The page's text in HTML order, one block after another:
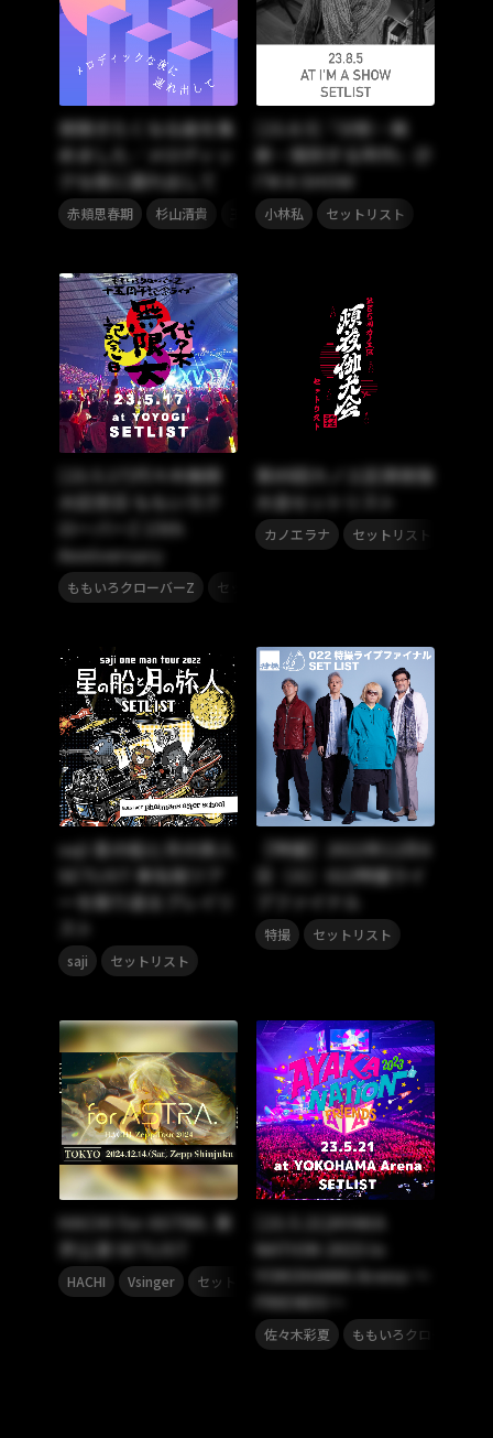
夜聴きたくなる曲を集
めました／メロディッ
クな夜に連れ出して
赤頬思春期 杉山清貴 玉井詩織 , ユッコ・ミラー
[23.8.5]『分割・裁
断・隔別する所作』＠
I’M A SHOW
小林私 セットリスト
[23.5.17]代々木無限
大記念日 ももいろク
ローバーZ 15th
Anniversary
ももいろクローバーZ セットリスト
第85回カノエ区煩夜伽
大会セットリスト
カノエラナ セットリスト
saji 星の船と月の旅人
SETLIST 東名阪ツア
ーを振り返るプレイリ
スト
saji セットリスト
【特撮】2022年12月6
日（火）022特撮ライ
ブファイナル
特撮 セットリスト
HACHI for ASTRA. 東
京公演 SETLIST
HACHI Vsinger セットリスト
[23.5.21]AYAKA
NATION 2023 in
YOKOHAMA Arena ～
FRIENDS～
佐々木彩夏 ももいろクローバーZ